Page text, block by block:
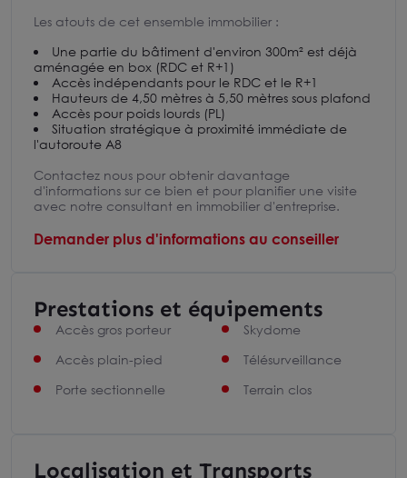
Les atouts de cet ensemble immobilier :
Une partie du bâtiment d'environ 300m² est déjà
aménagée en box (RDC et R+1)
Accès indépendants pour le RDC et le R+1
Hauteurs de 4,50 mètres à 5,50 mètres sous plafond
Accès pour poids lourds (PL)
Situation stratégique à proximité immédiate de
l'autoroute A8
Contactez nous pour obtenir davantage
d'informations sur ce bien et pour planifier une visite
avec notre consultant en immobilier d'entreprise.
Demander plus d'informations au conseiller
Prestations et équipements
Accès gros porteur
Accès plain-pied
Porte sectionnelle
Skydome
Télésurveillance
Terrain clos
Localisation et Transports